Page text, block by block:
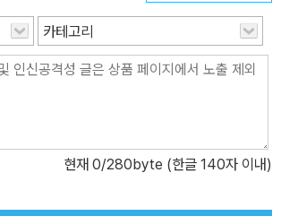
카테고리
현재 0/280byte (한글 140자 이내)